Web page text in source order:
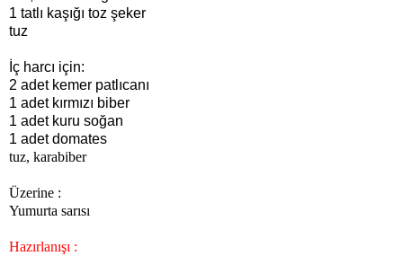
1 tatlı kaşığı toz şeker
tuz
İç harcı için:
2 adet kemer patlıcanı
1 adet kırmızı biber
1 adet kuru soğan
1 adet domates
tuz, karabiber
Üzerine :
Yumurta sarısı
Hazırlanışı :